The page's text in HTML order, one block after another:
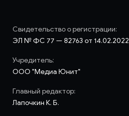
Свидетельство о регистрации:
ЭЛ № ФС 77 — 82763 от 14.02.2022
Учредитель:
ООО "Медиа Юнит"
Главный редактор:
Лапочкин К. Б.